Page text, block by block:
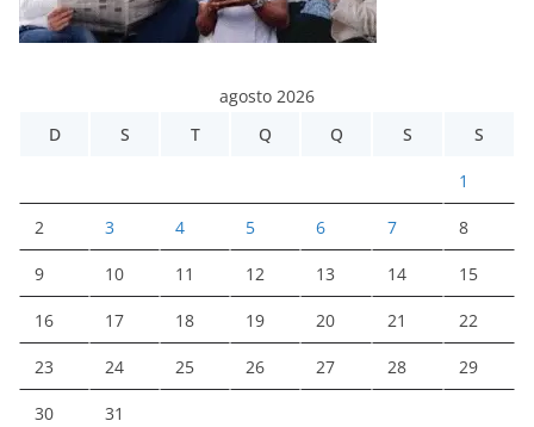
agosto 2026
D
S T Q Q S S
1
2 3 4 5 6 7 8
9 10 11 12 13 14 15
16 17 18 19 20 21 22
23 24 25 26 27 28 29
30 31